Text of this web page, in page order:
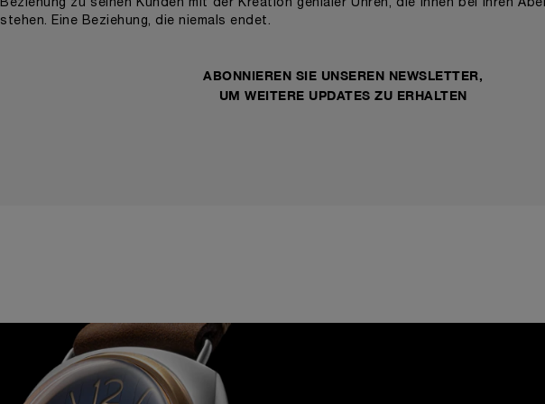
Beziehung zu seinen Kunden mit der Kreation genialer Uhren, die ihnen bei ihren
stehen. Eine Beziehung, die niemals endet.
ABONNIEREN SIE UNSEREN NEWSLETTER,
UM WEITERE UPDATES ZU ERHALTEN